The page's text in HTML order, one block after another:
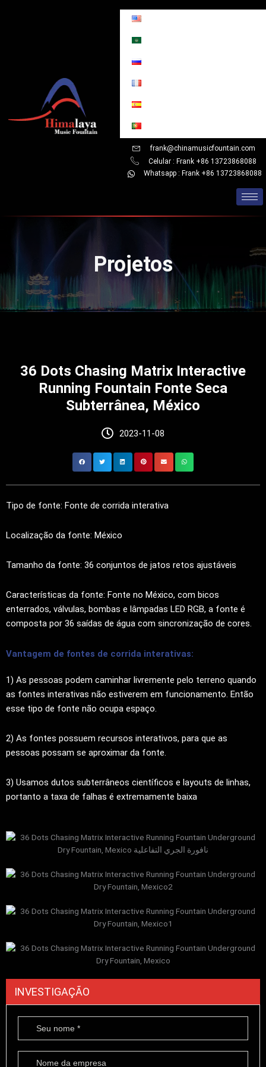
frank@chinamusicfountain.com
Celular : Frank +86 13723868088
Whatsapp : Frank +86 13723868088
Projetos
36 Dots Chasing Matrix Interactive
Running Fountain Fonte Seca
Subterrânea, México
2023-11-08
Tipo de fonte: Fonte de corrida interativa
Localização da fonte: México
Tamanho da fonte: 36 conjuntos de jatos retos ajustáveis
Características da fonte: Fonte no México, com bicos
enterrados, válvulas, bombas e lâmpadas LED RGB, a fonte é
composta por 36 saídas de água com sincronização de cores.
Vantagem de fontes de corrida interativas:
1) As pessoas podem caminhar livremente pelo terreno quando
as fontes interativas não estiverem em funcionamento. Então
esse tipo de fonte não ocupa espaço.
2) As fontes possuem recursos interativos, para que as
pessoas possam se aproximar da fonte.
3) Usamos dutos subterrâneos científicos e layouts de linhas,
portanto a taxa de falhas é extremamente baixa
INVESTIGAÇÃO